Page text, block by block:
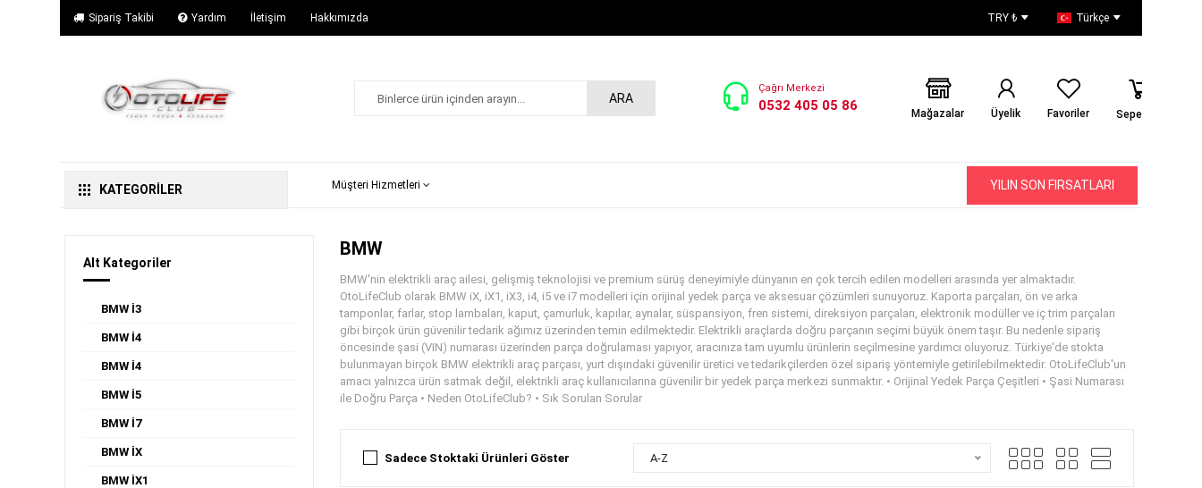
Sipariş Takibi Yardım İletişim Hakkımızda TRY ₺ Türkçe
ARA
Çağrı Merkezi
0532 405 05 86 Mağazalar Üyelik Favoriler Sepetiniz
KATEGORİLER Müşteri Hizmetleri YILIN SON FIRSATLARI
Alt Kategoriler
BMW İ3
BMW İ4
BMW İ4
BMW İ5
BMW İ7
BMW İX
BMW İX1
BMW
BMW'nin elektrikli araç ailesi, gelişmiş teknolojisi ve premium sürüş deneyimiyle dünyanın en çok tercih edilen modelleri arasında yer almaktadır.
OtoLifeClub olarak BMW iX, iX1, iX3, i4, i5 ve i7 modelleri için orijinal yedek parça ve aksesuar çözümleri sunuyoruz. Kaporta parçaları, ön ve arka
tamponlar, farlar, stop lambaları, kaput, çamurluk, kapılar, aynalar, süspansiyon, fren sistemi, direksiyon parçaları, elektronik modüller ve iç trim parçaları
gibi birçok ürün güvenilir tedarik ağımız üzerinden temin edilmektedir. Elektrikli araçlarda doğru parçanın seçimi büyük önem taşır. Bu nedenle sipariş
öncesinde şasi (VIN) numarası üzerinden parça doğrulaması yapıyor, aracınıza tam uyumlu ürünlerin seçilmesine yardımcı oluyoruz. Türkiye'de stokta
bulunmayan birçok BMW elektrikli araç parçası, yurt dışındaki güvenilir üretici ve tedarikçilerden özel sipariş yöntemiyle getirilebilmektedir. OtoLifeClub'un
amacı yalnızca ürün satmak değil, elektrikli araç kullanıcılarına güvenilir bir yedek parça merkezi sunmaktır. • Orijinal Yedek Parça Çeşitleri • Şasi Numarası
ile Doğru Parça • Neden OtoLifeClub? • Sık Sorulan Sorular
Sadece Stoktaki Ürünleri Göster A-Z